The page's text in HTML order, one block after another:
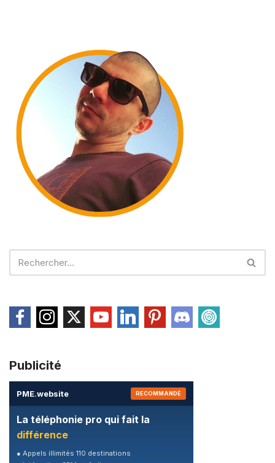
Publicité
PME.website RECOMMANDÉ
La téléphonie pro qui fait la
différence
● Appels illimités 110 destinations